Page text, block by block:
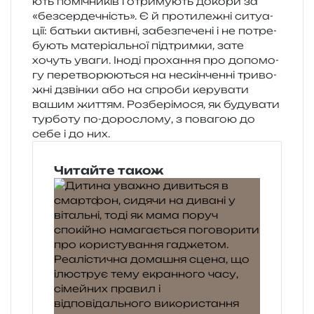
«без­сер­де­чність». Є й про­ти­ле­жні ситу­а­
ції: батьки актив­ні, забез­пе­че­ні і не потре­
бу­ють мате­рі­аль­ної під­трим­ки, зате
хочуть уваги. Іноді про­ха­н­ня про допо­мо­
гу пере­тво­рю­ю­ться на нескін­чен­ні три­во­
жні дзвін­ки або на спро­би керу­ва­ти
вашим жит­тям. Розберімося, як буду­ва­ти
тур­бо­ту по-доро­сло­му, з пова­гою до
себе і до них.
Читайте також